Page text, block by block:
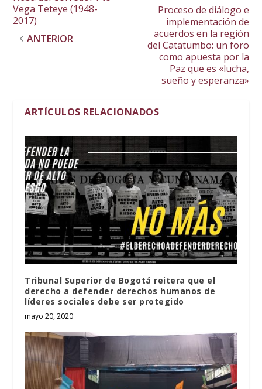
Vega Teteye (1948-
2017)
ANTERIOR
Proceso de diálogo e
implementación de
acuerdos en la región
del Catatumbo: un foro
como apuesta por la
Paz que es «lucha,
sueño y esperanza»
ARTÍCULOS RELACIONADOS
Tribunal Superior de Bogotá reitera que el
derecho a defender derechos humanos de
líderes sociales debe ser protegido
mayo 20, 2020